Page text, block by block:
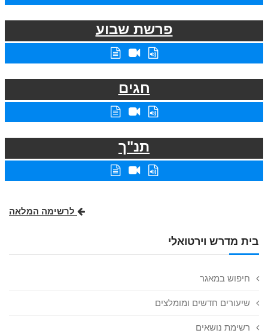
בית מדרש וירטואלי
חיפוש במאגר
שיעורים חדשים ומומלצים
רשימת נושאים
פרשת שבוע
חגים
תנ"ך
לרשימה המלאה